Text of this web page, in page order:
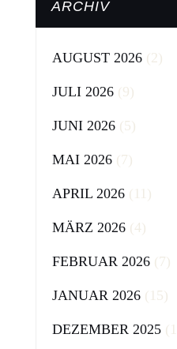
ARCHIV
AUGUST 2026(2)
JULI 2026(9)
JUNI 2026(5)
MAI 2026(7)
APRIL 2026(11)
MÄRZ 2026(4)
FEBRUAR 2026(7)
JANUAR 2026(15)
DEZEMBER 2025